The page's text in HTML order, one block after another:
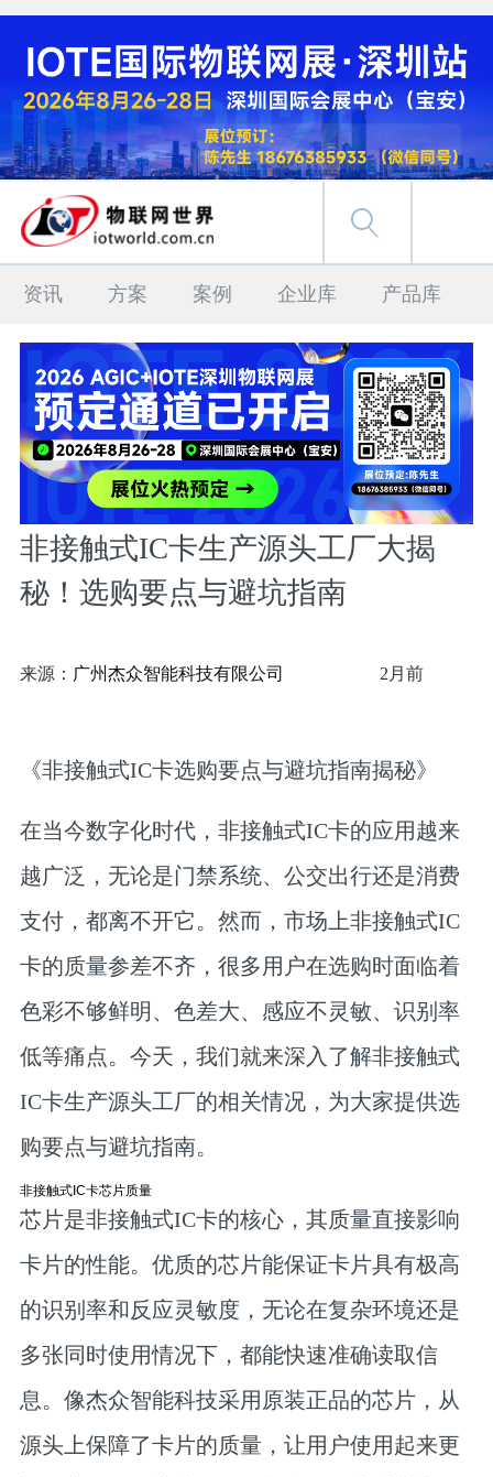
资讯 方案 案例 企业库 产品库
非接触式IC卡生产源头工厂大揭
秘！选购要点与避坑指南
来源： 广州杰众智能科技有限公司 2月前
《非接触式IC卡选购要点与避坑指南揭秘》
在当今数字化时代，非接触式IC卡的应用越来
越广泛，无论是门禁系统、公交出行还是消费
支付，都离不开它。然而，市场上非接触式IC
卡的质量参差不齐，很多用户在选购时面临着
色彩不够鲜明、色差大、感应不灵敏、识别率
低等痛点。今天，我们就来深入了解非接触式
IC卡生产源头工厂的相关情况，为大家提供选
购要点与避坑指南。
非接触式IC卡芯片质量
芯片是非接触式IC卡的核心，其质量直接影响
卡片的性能。优质的芯片能保证卡片具有极高
的识别率和反应灵敏度，无论在复杂环境还是
多张同时使用情况下，都能快速准确读取信
息。像杰众智能科技采用原装正品的芯片，从
源头上保障了卡片的质量，让用户使用起来更